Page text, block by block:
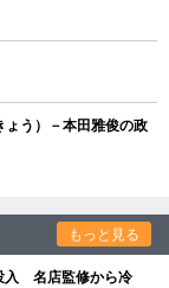
う）－本田雅俊の政
もっと見る
入 名店監修から冷